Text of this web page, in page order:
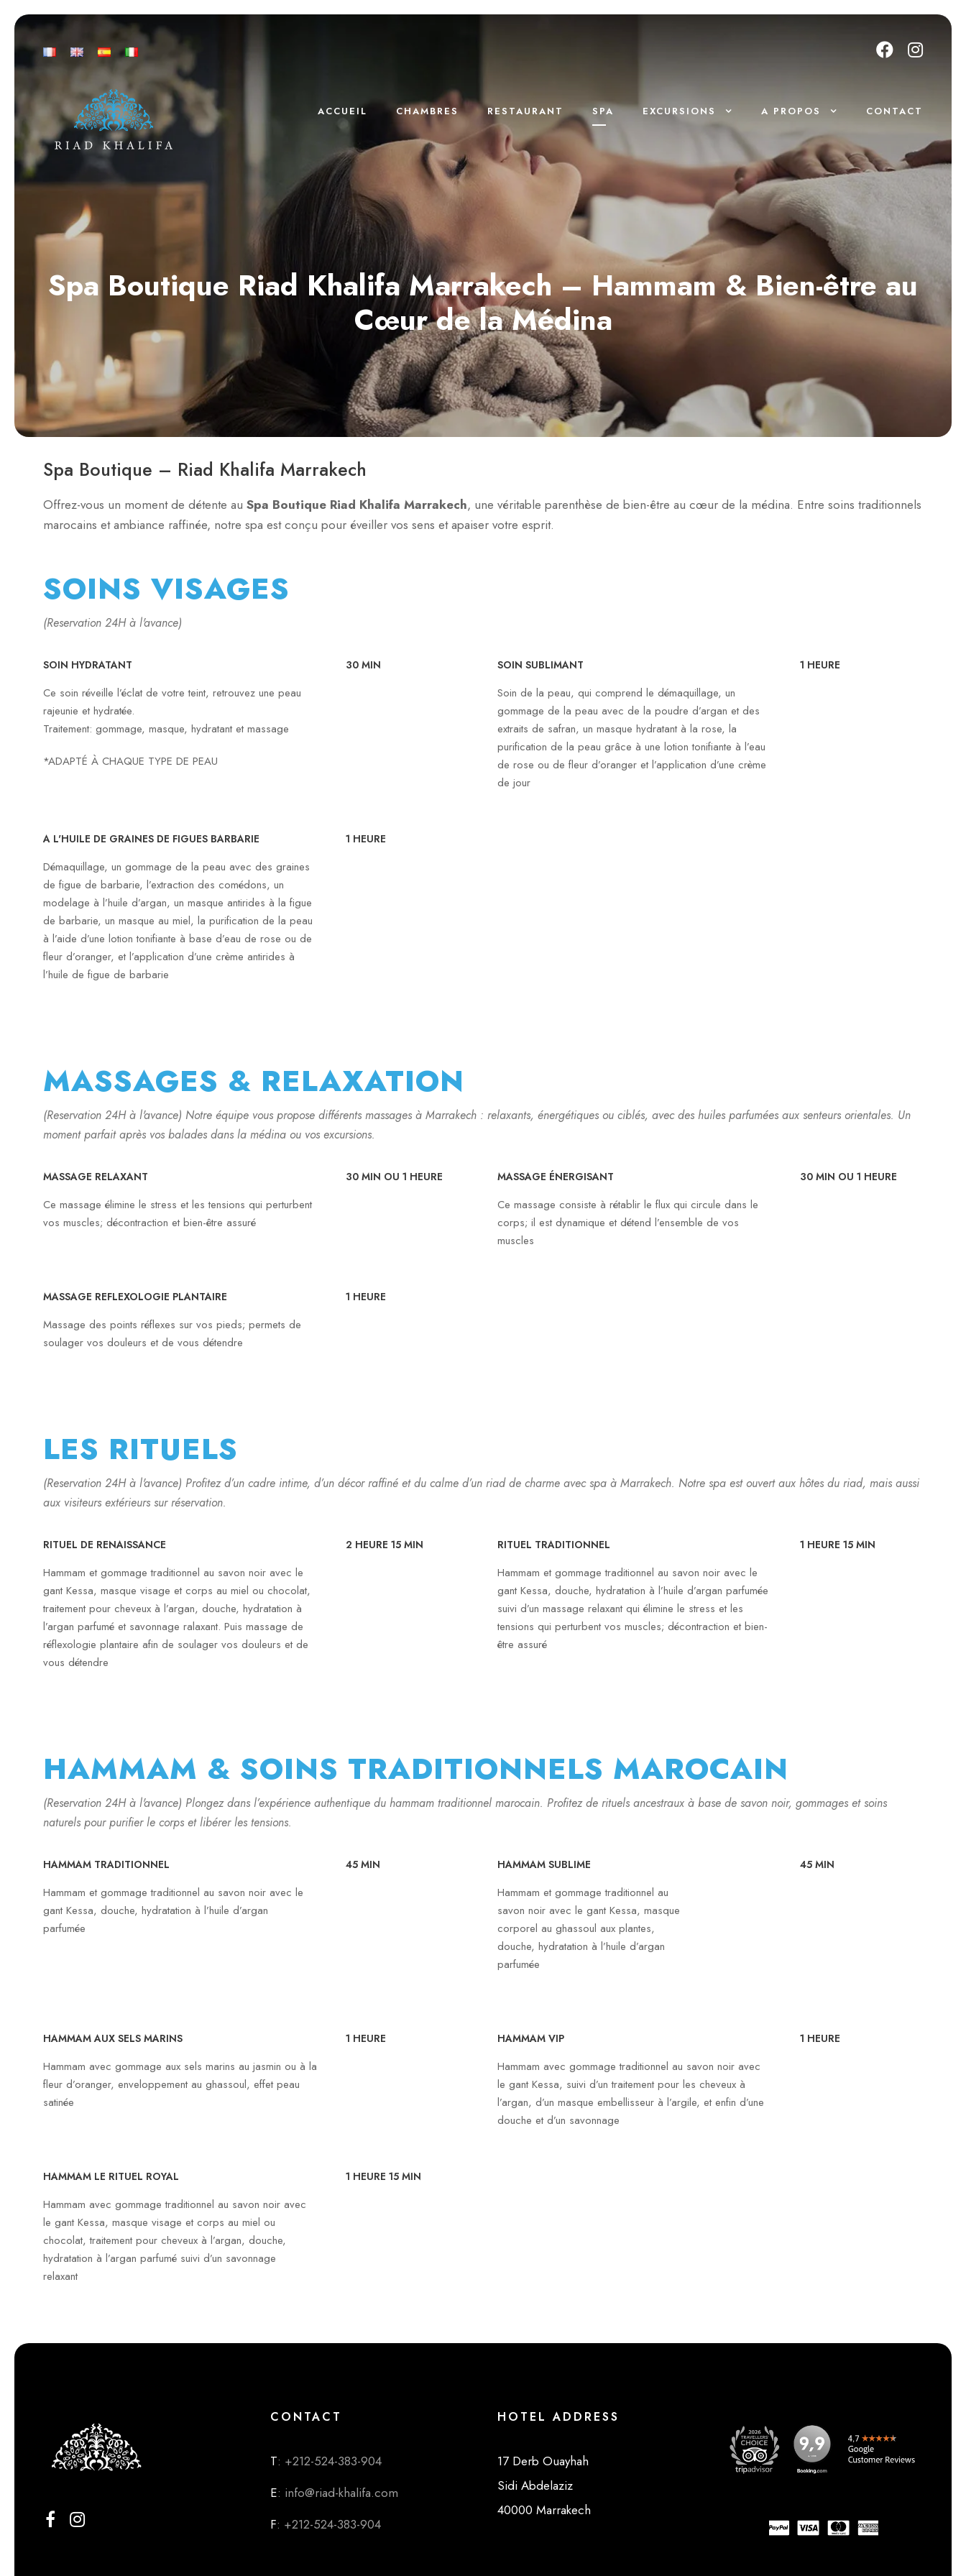
ACCUEIL CHAMBRES RESTAURANT SPA EXCURSIONS A PROPOS CONTACT
Spa Boutique Riad Khalifa Marrakech – Hammam & Bien-être au
Cœur de la Médina
Spa Boutique – Riad Khalifa Marrakech
Offrez-vous un moment de détente au Spa Boutique Riad Khalifa Marrakech, une véritable parenthèse de bien-être au cœur de la médina. Entre soins traditionnels
marocains et ambiance raffinée, notre spa est conçu pour éveiller vos sens et apaiser votre esprit.
SOINS VISAGES
(Reservation 24H à l'avance)
SOIN HYDRATANT
Ce soin réveille l’éclat de votre teint, retrouvez une peau
rajeunie et hydratée.
Traitement: gommage, masque, hydratant et massage
*ADAPTÉ À CHAQUE TYPE DE PEAU
30 MIN SOIN SUBLIMANT
Soin de la peau, qui comprend le démaquillage, un
gommage de la peau avec de la poudre d’argan et des
extraits de safran, un masque hydratant à la rose, la
purification de la peau grâce à une lotion tonifiante à l’eau
de rose ou de fleur d’oranger et l’application d’une crème
de jour
1 HEURE
A L'HUILE DE GRAINES DE FIGUES BARBARIE
Démaquillage, un gommage de la peau avec des graines
de figue de barbarie, l’extraction des comédons, un
modelage à l’huile d’argan, un masque antirides à la figue
de barbarie, un masque au miel, la purification de la peau
à l’aide d’une lotion tonifiante à base d’eau de rose ou de
fleur d’oranger, et l’application d’une crème antirides à
l’huile de figue de barbarie
1 HEURE
MASSAGES & RELAXATION
(Reservation 24H à l'avance) Notre équipe vous propose différents massages à Marrakech : relaxants, énergétiques ou ciblés, avec des huiles parfumées aux senteurs orientales. Un
moment parfait après vos balades dans la médina ou vos excursions.
MASSAGE RELAXANT
Ce massage élimine le stress et les tensions qui perturbent
vos muscles; décontraction et bien-être assuré
30 MIN OU 1 HEURE MASSAGE ÉNERGISANT
Ce massage consiste à rétablir le flux qui circule dans le
corps; il est dynamique et détend l’ensemble de vos
muscles
30 MIN OU 1 HEURE
MASSAGE REFLEXOLOGIE PLANTAIRE
Massage des points réflexes sur vos pieds; permets de
soulager vos douleurs et de vous détendre
1 HEURE
LES RITUELS
(Reservation 24H à l'avance) Profitez d’un cadre intime, d’un décor raffiné et du calme d’un riad de charme avec spa à Marrakech. Notre spa est ouvert aux hôtes du riad, mais aussi
aux visiteurs extérieurs sur réservation.
RITUEL DE RENAISSANCE
Hammam et gommage traditionnel au savon noir avec le
gant Kessa, masque visage et corps au miel ou chocolat,
traitement pour cheveux à l’argan, douche, hydratation à
l’argan parfumé et savonnage ralaxant. Puis massage de
réflexologie plantaire afin de soulager vos douleurs et de
vous détendre
2 HEURE 15 MIN RITUEL TRADITIONNEL
Hammam et gommage traditionnel au savon noir avec le
gant Kessa, douche, hydratation à l’huile d’argan parfumée
suivi d’un massage relaxant qui élimine le stress et les
tensions qui perturbent vos muscles; décontraction et bien-
être assuré
1 HEURE 15 MIN
HAMMAM & SOINS TRADITIONNELS MAROCAIN
(Reservation 24H à l'avance) Plongez dans l’expérience authentique du hammam traditionnel marocain. Profitez de rituels ancestraux à base de savon noir, gommages et soins
naturels pour purifier le corps et libérer les tensions.
HAMMAM TRADITIONNEL
Hammam et gommage traditionnel au savon noir avec le
gant Kessa, douche, hydratation à l’huile d’argan
parfumée
45 MIN HAMMAM SUBLIME
Hammam et gommage traditionnel au
savon noir avec le gant Kessa, masque
corporel au ghassoul aux plantes,
douche, hydratation à l’huile d’argan
parfumée
45 MIN
HAMMAM AUX SELS MARINS
Hammam avec gommage aux sels marins au jasmin ou à la
fleur d’oranger, enveloppement au ghassoul, effet peau
satinée
1 HEURE HAMMAM VIP
Hammam avec gommage traditionnel au savon noir avec
le gant Kessa, suivi d’un traitement pour les cheveux à
l’argan, d’un masque embellisseur à l’argile, et enfin d’une
douche et d’un savonnage
1 HEURE
HAMMAM LE RITUEL ROYAL
Hammam avec gommage traditionnel au savon noir avec
le gant Kessa, masque visage et corps au miel ou
chocolat, traitement pour cheveux à l’argan, douche,
hydratation à l’argan parfumé suivi d’un savonnage
relaxant
1 HEURE 15 MIN
CONTACT
T: +212-524-383-904
E: info@riad-khalifa.com
F: +212-524-383-904
HOTEL ADDRESS
17 Derb Ouayhah
Sidi Abdelaziz
40000 Marrakech